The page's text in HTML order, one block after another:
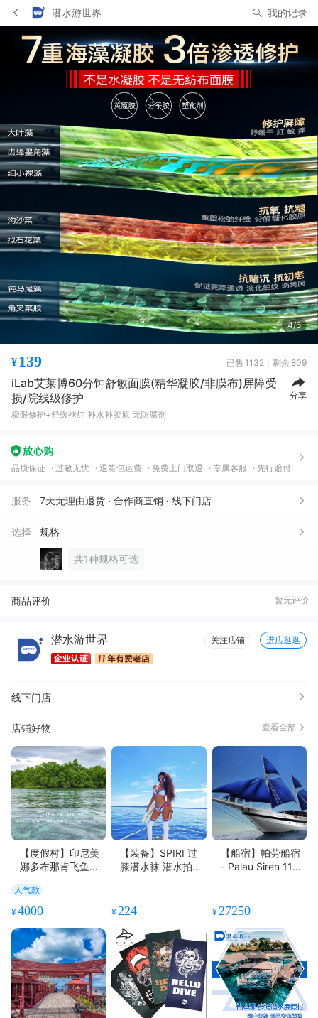
潜水游世界 我的记录
5/6
¥139 已售 1132 剩余 809
iLab艾莱博60分钟舒敏面膜(精华凝胶/非膜布)屏障受
损/院线级修护
极限修护+舒缓褪红 补水补胶原 无防腐剂
分享
品质保证 过敏无忧 退货包运费 免费上门取退 专属客服 先行赔付
服务 7天无理由退货 · 合作商直销 · 线下门店
选择 规格
共1种规格可选
商品评价 暂无评价
潜水游世界 关注店铺 进店逛逛
线下门店
店铺好物 查看全部
【度假村】印尼美
娜多布那肯飞鱼潜
人气款
¥4000
【装备】SPIRI 过
膝潜水袜 潜水拍照
¥224
【船宿】帕劳船宿
- Palau Siren 11天
¥27250